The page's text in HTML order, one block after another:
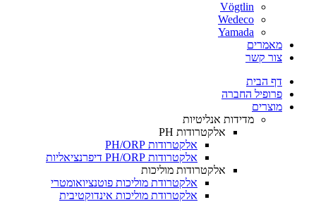
Vögtlin
Wedeco
Yamada
מאמרים
צור קשר
דף הבית
פרופיל החברה
מוצרים
מדידות אנליטיות
אלקטרודות PH
אלקטרודות PH/ORP
אלקטרודות PH/ORP דיפרנציאליות
אלקטרודות מוליכות
אלקטרודת מוליכות פוטנציואומטרי
אלקטרודת מוליכות אינדוקטיבית